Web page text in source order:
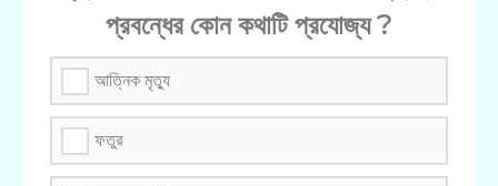
প্রবন্ধের কোন কথাটি প্রযোজ্য ?
আত্নিক মৃত্যু
ফতুর